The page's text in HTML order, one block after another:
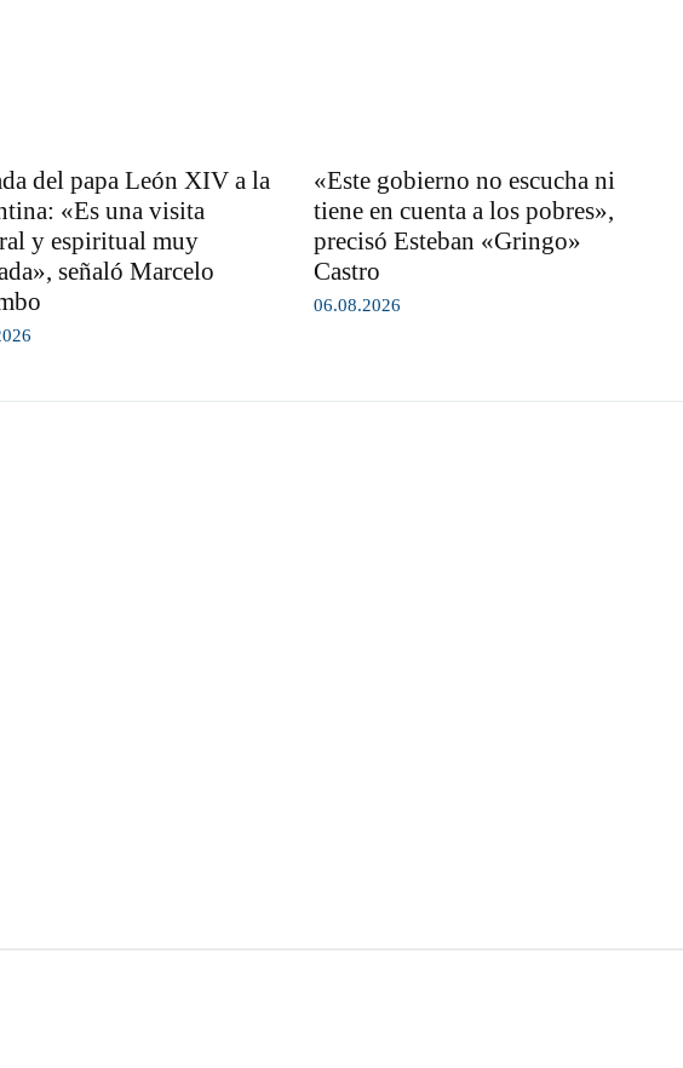
del papa León XIV a la
«Es una visita
y espiritual muy
señaló Marcelo
«Este gobierno no escucha ni
tiene en cuenta a los pobres»,
precisó Esteban «Gringo»
Castro
06.08.2026